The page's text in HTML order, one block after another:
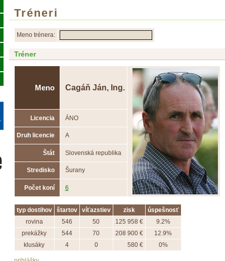
Tréneri
Meno trénera:
Tréner
Meno Cagáň Ján, Ing.
Licencia ÁNO
Druh licencie A
Štát Slovenská republika
Stredisko Šurany
Počet koní 6
typ dostihov štartov víťazstiev zisk
úspešnosť
rovina
546 50 125 958 €
9.2%
prekážky
544 70 208 900 €
12.9%
klusáky
4 0 580 € 0%